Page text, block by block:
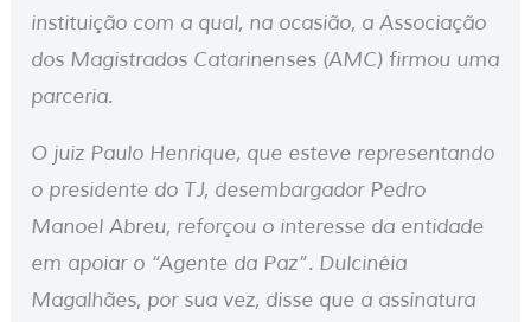
instituição com a qual, na ocasião, a Associação
dos Magistrados Catarinenses (AMC) firmou uma
parceria.
O juiz Paulo Henrique, que esteve representando
o presidente do TJ, desembargador Pedro
Manoel Abreu, reforçou o interesse da entidade
em apoiar o “Agente da Paz”. Dulcinéia
Magalhães, por sua vez, disse que a assinatura